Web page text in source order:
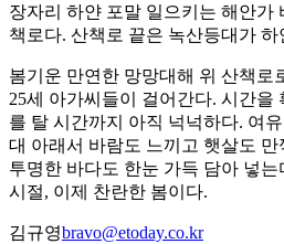
장자리 하얀 포말 일으키는 해안가
책로다. 산책로 끝은 녹산등대가 하
봄기운 만연한 망망대해 위 산책로
25세 아가씨들이 걸어간다. 시간을
를 탈 시간까지 아직 넉넉하다. 여
대 아래서 바람도 느끼고 햇살도 만
투명한 바다도 한눈 가득 담아 넣
시절, 이제 찬란한 봄이다.
김규영bravo@etoday.co.kr